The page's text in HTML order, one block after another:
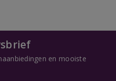
en mooiste